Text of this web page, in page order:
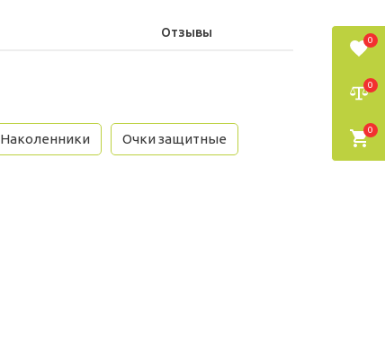
Отзывы
Наколенники Очки защитные
0
0
0